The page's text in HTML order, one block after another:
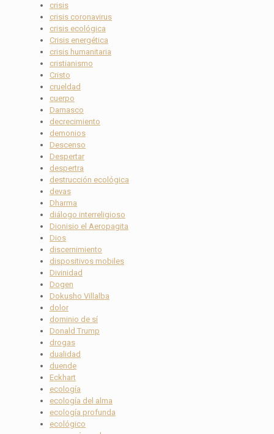
crisis
crisis coronavirus
crisis ecológica
Crisis energética
crisis humanitaria
cristianismo
Cristo
crueldad
cuerpo
Damasco
decrecimiento
demonios
Descenso
Despertar
despertra
destrucción ecológica
devas
Dharma
diálogo interreligioso
Dionisio el Aeropagita
Dios
discernimiento
dispositivos mobiles
Divinidad
Dogen
Dokusho Villalba
dolor
dominio de sí
Donald Trump
drogas
dualidad
duende
Eckhart
ecología
ecología del alma
ecología profunda
ecológico